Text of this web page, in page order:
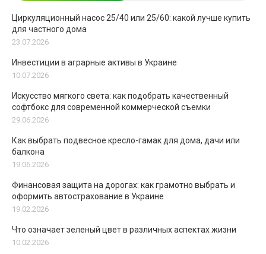
Циркуляционный насос 25/40 или 25/60: какой лучше купить
для частного дома
23.07.2026
Инвестиции в аграрные активы в Украине
10.07.2026
Искусство мягкого света: как подобрать качественный
софтбокс для современной коммерческой съемки
29.06.2026
Как выбрать подвесное кресло-гамак для дома, дачи или
балкона
19.06.2026
Финансовая защита на дорогах: как грамотно выбрать и
оформить автострахование в Украине
19.02.2026
Что означает зеленый цвет в различных аспектах жизни
10.02.2026